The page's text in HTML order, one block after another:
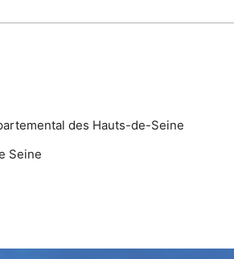
des Hauts-de-Seine
Seine